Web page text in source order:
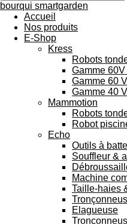
bourqui smartgarden
Accueil
Nos produits
E-Shop
Kress
Robots
Gamme 60V
Gamme 60 V
Gamme 40 V
Mammotion
Robots
Robot
Echo
Outils à
Souffleur &
Machine
Taille-haies
Elagueuse